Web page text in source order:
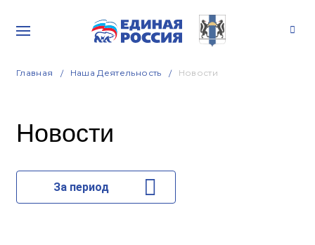
Главная Наша Деятельность Новости
Новости
За период